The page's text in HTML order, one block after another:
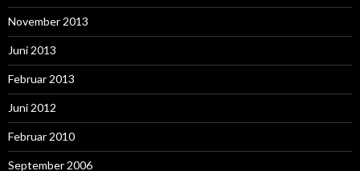
November 2013
Juni 2013
Februar 2013
Juni 2012
Februar 2010
September 2006